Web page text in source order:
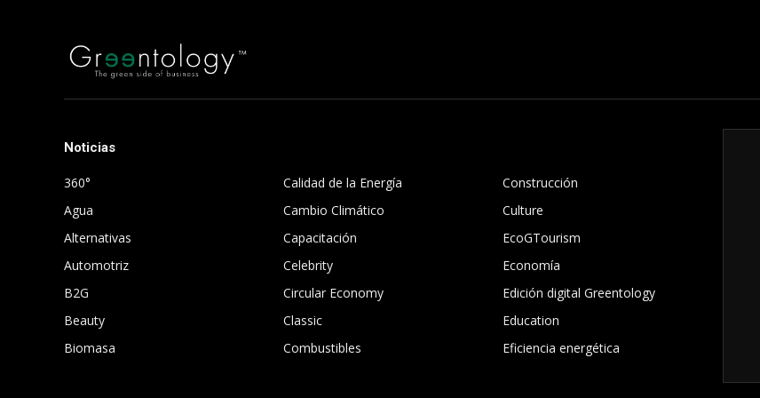
Noticias
360°
Agua
Alternativas
Automotriz
B2G
Beauty
Biomasa
Calidad de la Energía
Cambio Climático
Capacitación
Celebrity
Circular Economy
Classic
Combustibles
Construcción
Culture
EcoGTourism
Economía
Edición digital Greentology
Education
Eficiencia energética